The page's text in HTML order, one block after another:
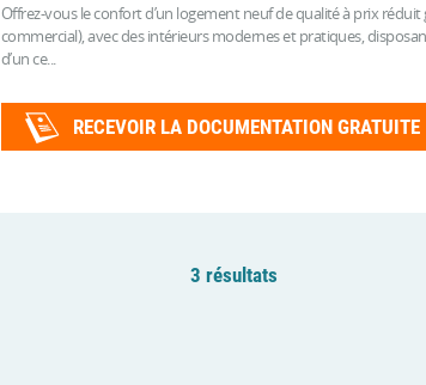
Offrez-vous le confort d’un logement neuf de qualité à prix réduit
commercial), avec des intérieurs modernes et pratiques,
d’un ce...
RECEVOIR LA DOCUMENTATION GRATUITE
3 résultats